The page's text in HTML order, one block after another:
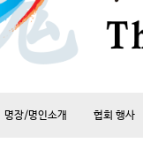
명장/명인소개 협회 행사